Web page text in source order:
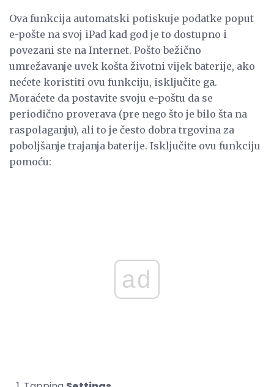
Ova funkcija automatski potiskuje podatke poput
e-pošte na svoj iPad kad god je to dostupno i
povezani ste na Internet. Pošto bežično
umrežavanje uvek košta životni vijek baterije, ako
nećete koristiti ovu funkciju, isključite ga.
Moraćete da postavite svoju e-poštu da se
periodično proverava (pre nego što je bilo šta na
raspolaganju), ali to je često dobra trgovina za
poboljšanje trajanja baterije. Isključite ovu funkciju
pomoću:
ad